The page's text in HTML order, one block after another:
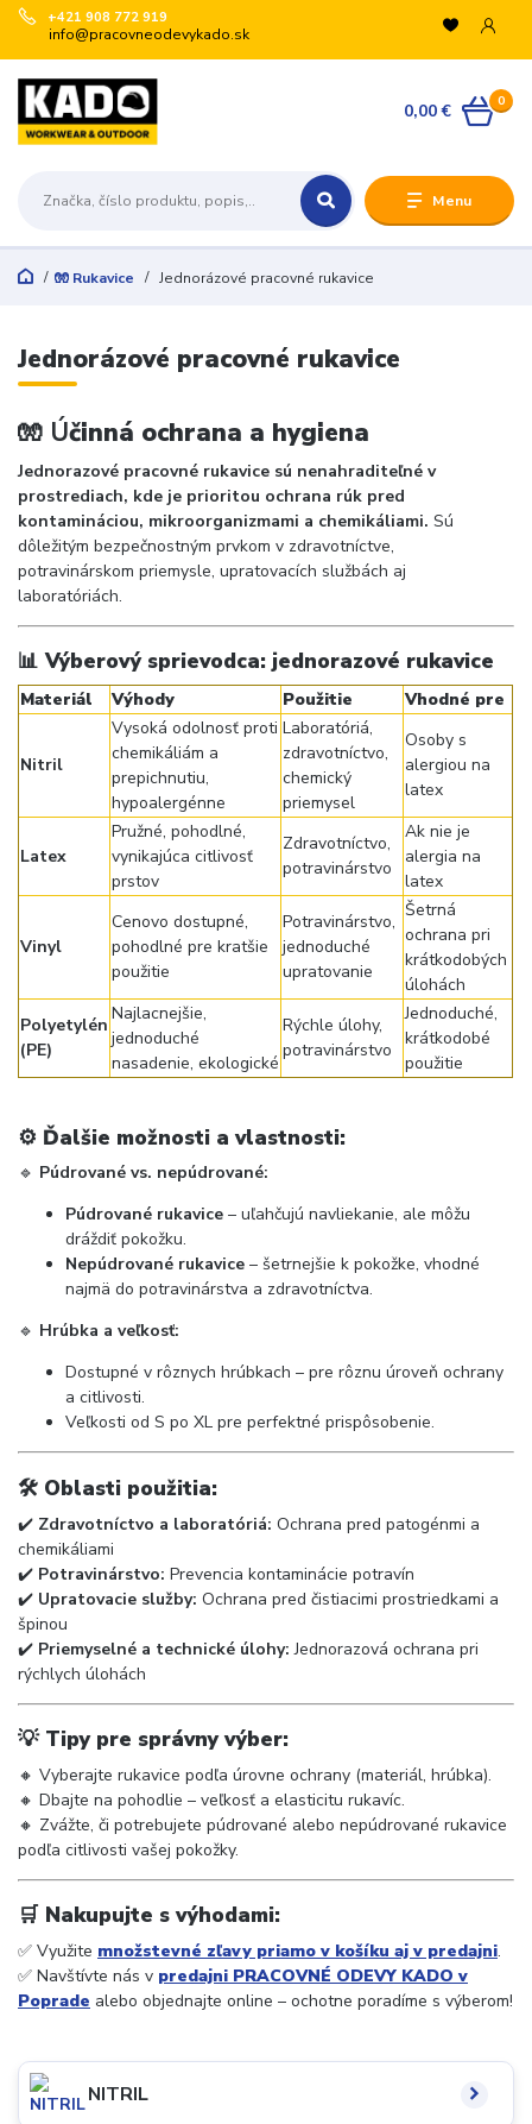
Menu
+421 908 772 919
info@pracovneodevykado.sk
0
0,00 €
🧤 Rukavice Jednorázové pracovné rukavice
Jednorázové pracovné rukavice
🧤 Účinná ochrana a hygiena
Jednorazové pracovné rukavice sú nenahraditeľné v
prostrediach, kde je prioritou ochrana rúk pred
kontamináciou, mikroorganizmami a chemikáliami. Sú
dôležitým bezpečnostným prvkom v zdravotníctve,
potravinárskom priemysle, upratovacích službách aj
laboratóriách.
📊Výberový sprievodca: jednorazové rukavice
Materiál Výhody Použitie Vhodné pre
Nitril
Vysoká odolnosť proti
chemikáliám a
prepichnutiu,
hypoalergénne
Laboratóriá,
zdravotníctvo,
chemický
priemysel
Osoby s
alergiou na
latex
Latex
Pružné, pohodlné,
vynikajúca citlivosť
prstov
Zdravotníctvo,
potravinárstvo
Ak nie je
alergia na
latex
Vinyl
Cenovo dostupné,
pohodlné pre kratšie
použitie
Potravinárstvo,
jednoduché
upratovanie
Šetrná
ochrana pri
krátkodobých
úlohách
Polyetylén
(PE)
Najlacnejšie,
jednoduché
nasadenie, ekologické
Rýchle úlohy,
potravinárstvo
Jednoduché,
krátkodobé
použitie
⚙️ Ďalšie možnosti a vlastnosti:
🔹 Púdrované vs. nepúdrované:
Púdrované rukavice – uľahčujú navliekanie, ale môžu
dráždiť pokožku.
Nepúdrované rukavice – šetrnejšie k pokožke, vhodné
najmä do potravinárstva a zdravotníctva.
🔹 Hrúbka a veľkosť:
Dostupné v rôznych hrúbkach – pre rôznu úroveň ochrany
a citlivosti.
Veľkosti od S po XL pre perfektné prispôsobenie.
🛠️ Oblasti použitia:
✔️ Zdravotníctvo a laboratóriá: Ochrana pred patogénmi a
chemikáliami
✔️ Potravinárstvo: Prevencia kontaminácie potravín
✔️ Upratovacie služby: Ochrana pred čistiacimi prostriedkami a
špinou
✔️ Priemyselné a technické úlohy: Jednorazová ochrana pri
rýchlych úlohách
💡 Tipy pre správny výber:
🔸 Vyberajte rukavice podľa úrovne ochrany (materiál, hrúbka).
🔸 Dbajte na pohodlie – veľkosť a elasticitu rukavíc.
🔸 Zvážte, či potrebujete púdrované alebo nepúdrované rukavice
podľa citlivosti vašej pokožky.
🛒 Nakupujte s výhodami:
✅ Využite množstevné zľavy priamo v košíku aj v predajni.
✅ Navštívte nás v predajni PRACOVNÉ ODEVY KADO v
Poprade alebo objednajte online – ochotne poradíme s výberom!
NITRIL
VYUŽITE ZĽAVY
🏷️ -10 % pre registrovaných na vybrané značky
(ARTRA, ARDON, VM, BENNON, ATG, B-WELL, GIBLOR’S
🛒 Množstevné zľavy v košíku:
€200 → -5 %
€500 → -10 %
€1 000 → -15 %
Registrujte sa:
Zatvoriť